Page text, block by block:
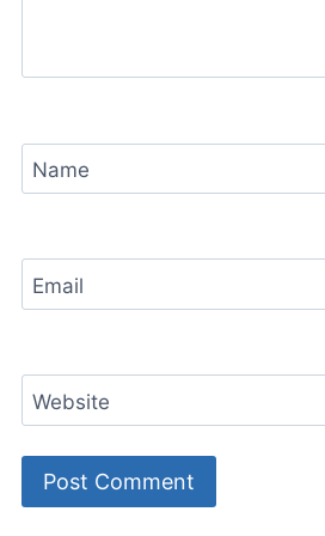
Name
Email
Website